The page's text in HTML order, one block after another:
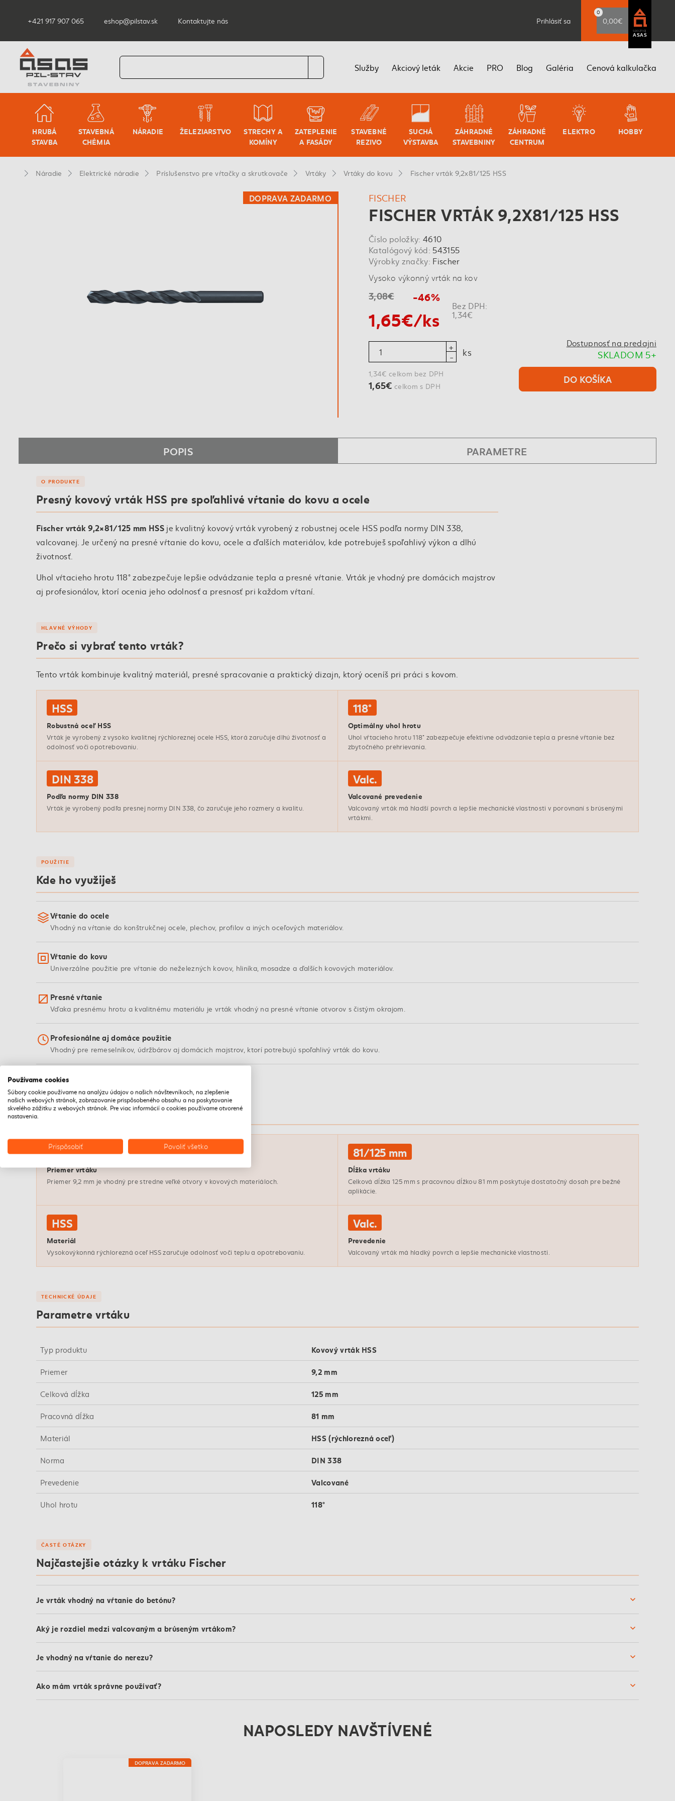
+421 917 907 065 eshop@pilstav.sk Kontaktujte nás Prihlásiť sa
0
0,00€
spoznaj
ASAS
Služby Akciový leták Akcie PRO Blog Galéria Cenová kalkulačka
HRUBÁ
STAVBA
STAVEBNÁ
CHÉMIA
NÁRADIE ŽELEZIARSTVO
STRECHY A
KOMÍNY
ZATEPLENIE
A FASÁDY
STAVEBNÉ
REZIVO
SUCHÁ
VÝSTAVBA
ZÁHRADNÉ
STAVEBNINY
ZÁHRADNÉ
CENTRUM
ELEKTRO HOBBY
Náradie Elektrické náradie Príslušenstvo pre vŕtačky a skrutkovače Vrtáky Vrtáky do kovu Fischer vrták 9,2x81/125 HSS
DOPRAVA ZADARMO FISCHER
FISCHER VRTÁK 9,2X81/125 HSS
Číslo položky: 4610
Katalógový kód: 543155
Výrobky značky: Fischer
Vysoko výkonný vrták na kov
3,08€ -46%
1,65€/ks
Bez DPH:
1,34€
ks
1,34€ celkom bez DPH
1,65€ celkom s DPH
Dostupnosť na predajni
SKLADOM 5+
DO KOŠÍKA
POPIS PARAMETRE
O PRODUKTE
Presný kovový vrták HSS pre spoľahlivé vŕtanie do kovu a ocele
Fischer vrták 9,2×81/125 mm HSSje kvalitný kovový vrták vyrobený z robustnej ocele HSS podľa normy DIN 338,
valcovanej. Je určený na presné vŕtanie do kovu, ocele a ďalších materiálov, kde potrebuješ spoľahlivý výkon a dlhú
životnosť.
Uhol vŕtacieho hrotu 118° zabezpečuje lepšie odvádzanie tepla a presné vŕtanie. Vrták je vhodný pre domácich majstrov
aj profesionálov, ktorí ocenia jeho odolnosť a presnosť pri každom vŕtaní.
HLAVNÉ VÝHODY
Prečo si vybrať tento vrták?
Tento vrták kombinuje kvalitný materiál, presné spracovanie a praktický dizajn, ktorý oceníš pri práci s kovom.
HSS
Robustná oceľ HSS
Vrták je vyrobený z vysoko kvalitnej rýchloreznej ocele HSS, ktorá zaručuje dlhú životnosť a
odolnosť voči opotrebovaniu.
118°
Optimálny uhol hrotu
Uhol vŕtacieho hrotu 118° zabezpečuje efektívne odvádzanie tepla a presné vŕtanie bez
zbytočného prehrievania.
DIN 338
Podľa normy DIN 338
Vrták je vyrobený podľa presnej normy DIN 338, čo zaručuje jeho rozmery a kvalitu.
Valc.
Valcované prevedenie
Valcovaný vrták má hladší povrch a lepšie mechanické vlastnosti v porovnaní s brúsenými
vrtákmi.
POUŽITIE
Kde ho využiješ
Vŕtanie do ocele
Vhodný na vŕtanie do konštrukčnej ocele, plechov, profilov a iných oceľových materiálov.
Vŕtanie do kovu
Univerzálne použitie pre vŕtanie do neželezných kovov, hliníka, mosadze a ďalších kovových materiálov.
Presné vŕtanie
Vďaka presnému hrotu a kvalitnému materiálu je vrták vhodný na presné vŕtanie otvorov s čistým okrajom.
Profesionálne aj domáce použitie
Vhodný pre remeselníkov, údržbárov aj domácich majstrov, ktorí potrebujú spoľahlivý vrták do kovu.
VLASTNOSTI
Vlastnosti vrtáku
Ø 9,2 mm
Priemer vrtáku
Priemer 9,2 mm je vhodný pre stredne veľké otvory v kovových materiáloch.
81/125 mm
Dĺžka vrtáku
Celková dĺžka 125 mm s pracovnou dĺžkou 81 mm poskytuje dostatočný dosah pre bežné
aplikácie.
HSS
Materiál
Vysokovýkonná rýchlorezná oceľ HSS zaručuje odolnosť voči teplu a opotrebovaniu.
Valc.
Prevedenie
Valcovaný vrták má hladký povrch a lepšie mechanické vlastnosti.
TECHNICKÉ ÚDAJE
Parametre vrtáku
Typ produktu Kovový vrták HSS
Priemer 9,2 mm
Celková dĺžka 125 mm
Pracovná dĺžka 81 mm
Materiál HSS (rýchlorezná oceľ)
Norma DIN 338
Prevedenie Valcované
Uhol hrotu 118°
ČASTÉ OTÁZKY
Najčastejšie otázky k vrtáku Fischer
Je vrták vhodný na vŕtanie do betónu?
Aký je rozdiel medzi valcovaným a brúseným vrtákom?
Je vhodný na vŕtanie do nerezu?
Ako mám vrták správne používať?
NAPOSLEDY NAVŠTÍVENÉ
DOPRAVA ZADARMO
Používame cookies
Súbory cookie používame na analýzu údajov o našich návštevníkoch, na zlepšenie
našich webových stránok, zobrazovanie prispôsobeného obsahu a na poskytovanie
skvelého zážitku z webových stránok. Pre viac informácií o cookies používame otvorené
nastavenia.
Prispôsobiť Povoliť všetko